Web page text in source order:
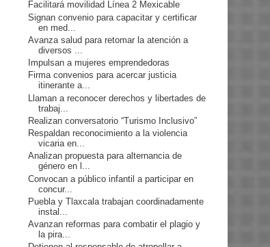
Facilitará movilidad Línea 2 Mexicable
Signan convenio para capacitar y certificar
en med...
Avanza salud para retomar la atención a
diversos ...
Impulsan a mujeres emprendedoras
Firma convenios para acercar justicia
itinerante a...
Llaman a reconocer derechos y libertades de
trabaj...
Realizan conversatorio “Turismo Inclusivo”
Respaldan reconocimiento a la violencia
vicaria en...
Analizan propuesta para alternancia de
género en l...
Convocan a público infantil a participar en
concur...
Puebla y Tlaxcala trabajan coordinadamente
instal...
Avanzan reformas para combatir el plagio y
la pira...